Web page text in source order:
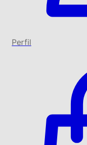
Perfil